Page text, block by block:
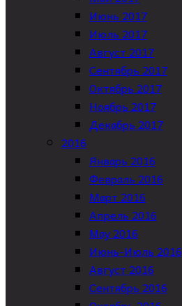
Июнь 2017
Июль 2017
Август 2017
Сентябрь 2017
Октябрь 2017
Ноябрь 2017
Декабрь 2017
2016
Январь 2016
Февраль 2016
Март 2016
Апрель 2016
May 2016
Июнь-Июль 2016
Август 2016
Сентябрь 2016